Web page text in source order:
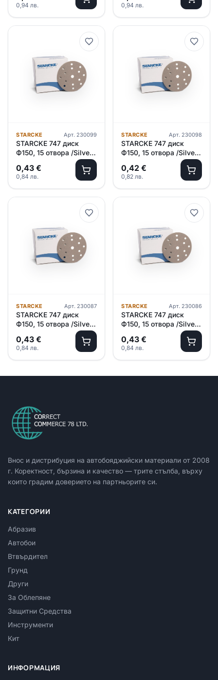
0,94 лв. 0,94 лв.
STARCKE Арт. 230099
STARCKE 747 диск
Ф150, 15 отвора /Silver/
0,43 €
0,84 лв.
STARCKE Арт. 230098
STARCKE 747 диск
Ф150, 15 отвора /Silver/
0,42 €
0,82 лв.
STARCKE Арт. 230087
STARCKE 747 диск
Ф150, 15 отвора /Silver/
0,43 €
0,84 лв.
STARCKE Арт. 230086
STARCKE 747 диск
Ф150, 15 отвора /Silver/
0,43 €
0,84 лв.
Внос и дистрибуция на автобояджийски материали от 2008
г. Коректност, бързина и качество — трите стълба, върху
които градим доверието на партньорите си.
КАТЕГОРИИ
Абразив
Автобои
Втвърдител
Грунд
Други
За Облепяне
Защитни Средства
Инструменти
Кит
ИНФОРМАЦИЯ